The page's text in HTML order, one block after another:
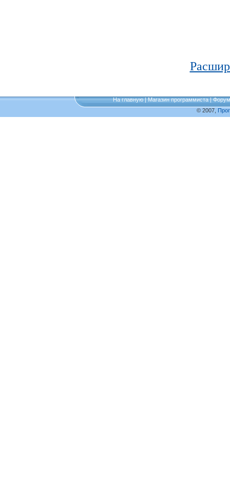
На главную|Магазин программиста|Форум
© 2007,